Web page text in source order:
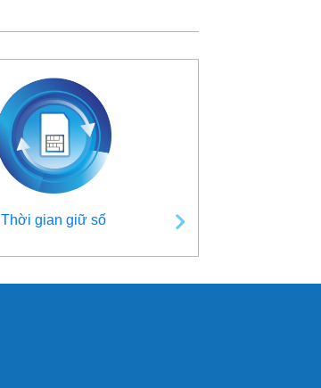
Thời gian giữ số